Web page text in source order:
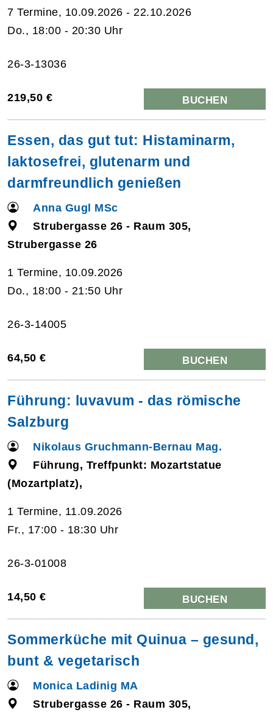
7 Termine, 10.09.2026 - 22.10.2026
Do., 18:00 - 20:30 Uhr
26-3-13036
219,50 € BUCHEN
Essen, das gut tut: Histaminarm,
laktosefrei, glutenarm und
darmfreundlich genießen
Anna Gugl MSc
Strubergasse 26 - Raum 305,
Strubergasse 26
1 Termine, 10.09.2026
Do., 18:00 - 21:50 Uhr
26-3-14005
64,50 € BUCHEN
Führung: luvavum - das römische
Salzburg
Nikolaus Gruchmann-Bernau Mag.
Führung, Treffpunkt: Mozartstatue
(Mozartplatz),
1 Termine, 11.09.2026
Fr., 17:00 - 18:30 Uhr
26-3-01008
14,50 € BUCHEN
Sommerküche mit Quinua – gesund,
bunt & vegetarisch
Monica Ladinig MA
Strubergasse 26 - Raum 305,